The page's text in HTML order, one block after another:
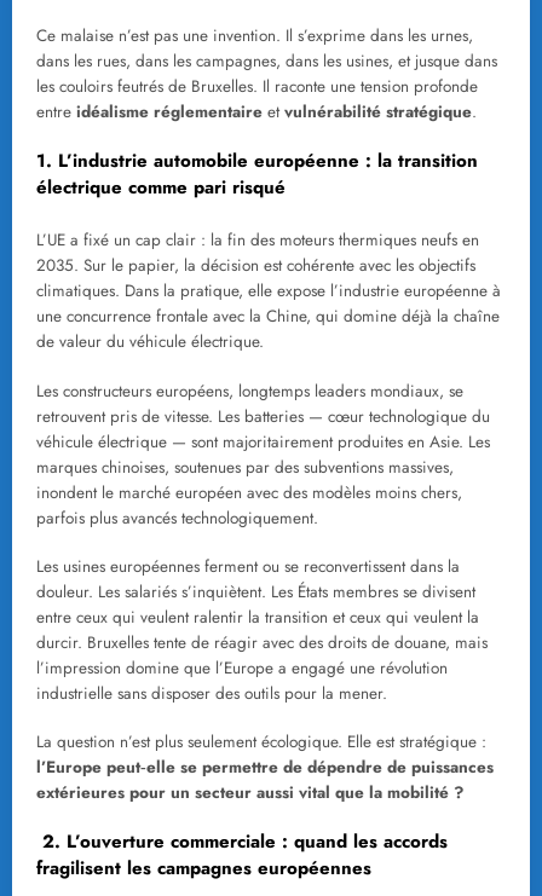
Ce malaise n’est pas une invention. Il s’exprime dans les urnes,
dans les rues, dans les campagnes, dans les usines, et jusque dans
les couloirs feutrés de Bruxelles. Il raconte une tension profonde
entre idéalisme réglementaire etvulnérabilité stratégique.
1. L’industrie automobile européenne : la transition
électrique comme pari risqué
L’UE a fixé un cap clair : la fin des moteurs thermiques neufs en
2035. Sur le papier, la décision est cohérente avec les objectifs
climatiques. Dans la pratique, elle expose l’industrie européenne à
une concurrence frontale avec la Chine, qui domine déjà la chaîne
de valeur du véhicule électrique.
Les constructeurs européens, longtemps leaders mondiaux, se
retrouvent pris de vitesse. Les batteries — cœur technologique du
véhicule électrique — sont majoritairement produites en Asie. Les
marques chinoises, soutenues par des subventions massives,
inondent le marché européen avec des modèles moins chers,
parfois plus avancés technologiquement.
Les usines européennes ferment ou se reconvertissent dans la
douleur. Les salariés s’inquiètent. Les États membres se divisent
entre ceux qui veulent ralentir la transition et ceux qui veulent la
durcir. Bruxelles tente de réagir avec des droits de douane, mais
l’impression domine que l’Europe a engagé une révolution
industrielle sans disposer des outils pour la mener.
La question n’est plus seulement écologique. Elle est stratégique :
l’Europe peut‑elle se permettre de dépendre de puissances
extérieures pour un secteur aussi vital que la mobilité ?
2. L’ouverture commerciale : quand les accords
fragilisent les campagnes européennes